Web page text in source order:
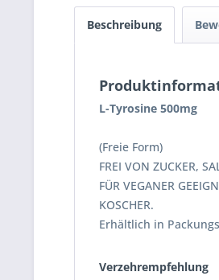
Beschreibung
L-Tyrosine 500mg
(Freie Form)
FREI VON ZUCKER,
FÜR VEGANER
KOSCHER.
Erhältlich in
Verzehrempfehlung